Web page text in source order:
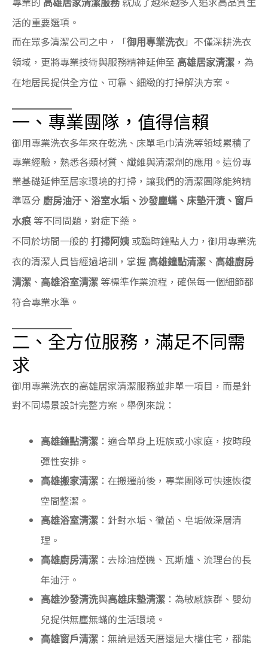
高雄居家清潔服務
活的重要選項。
而在眾多清潔公司之中，「御用專業洗衣 」不僅深耕洗衣
領域，更將專業技術與服務精神延伸至 高雄居家清潔 ，為
在地居民提供全方位、可靠、細緻的打掃解決方案。
一、專業團隊，值得信賴
御用專業洗衣多年來在乾洗、床單毛巾清洗等領域累積了
專業經驗，熟悉各類材質、纖維與清潔劑的應用。這份專
業基礎延伸至居家環境的打掃，讓我們的清潔團隊能夠精
準區分 廚房油汙、浴室水垢、沙發塵蟎、床墊汗漬、窗戶
水痕 等不同問題，對症下藥。
不同於坊間一般的 打掃阿姨 或臨時鐘點人力，御用專業洗
衣的清潔人員皆經過培訓，掌握 高雄鐘點清潔 、 高雄廚房
清潔 、 高雄浴室清潔 等標準作業流程，確保每一個細節都
符合專業水準。
二、全方位服務，滿足不同需
求
御用專業洗衣的高雄居家清潔服務並非單一項目，而是針
對不同場景設計完整方案。舉例來說：
高雄鐘點清潔 ：適合單身上班族或小家庭，按時段
彈性安排。
高雄搬家清潔 ：在搬遷前後，專業團隊可快速恢復
空間整潔。
高雄浴室清潔 ：針對水垢、黴菌、皂垢做深層清
理。
高雄廚房清潔 ：去除油煙機、瓦斯爐、流理台的長
年油汙。
高雄沙發清洗與高雄床墊清潔 ：為敏感族群、嬰幼
兒提供無塵無蟎的生活環境。
高雄窗戶清潔 ：無論是透天厝還是大樓住宅，都能